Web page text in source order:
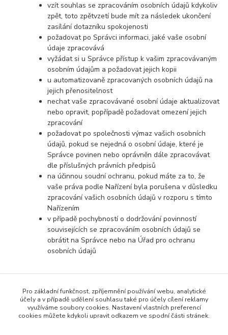
vzít souhlas se zpracováním osobních údajů kdykoliv
zpět, toto zpětvzetí bude mít za následek ukončení
zasílání dotazníku spokojenosti
požadovat po Správci informaci, jaké vaše osobní
údaje zpracovává
vyžádat si u Správce přístup k vašim zpracovávaným
osobním údajům a požadovat jejich kopii
u automatizovaně zpracovaných osobních údajů na
jejich přenositelnost
nechat vaše zpracovávané osobní údaje aktualizovat
nebo opravit, popřípadě požadovat omezení jejich
zpracování
požadovat po společnosti výmaz vašich osobních
údajů, pokud se nejedná o osobní údaje, které je
Správce povinen nebo oprávněn dále zpracovávat
dle příslušných právních předpisů
na účinnou soudní ochranu, pokud máte za to, že
vaše práva podle Nařízení byla porušena v důsledku
zpracování vašich osobních údajů v rozporu s tímto
Nařízením
v případě pochybností o dodržování povinností
souvisejících se zpracováním osobních údajů se
obrátit na Správce nebo na Úřad pro ochranu
osobních údajů
Pro základní funkčnost, zpříjemnění používání webu, analytické
účely a v případě udělení souhlasu také pro účely cílení reklamy
využíváme soubory cookies. Nastavení vlastních preferencí
cookies můžete kdykoli upravit odkazem ve spodní části stránek.